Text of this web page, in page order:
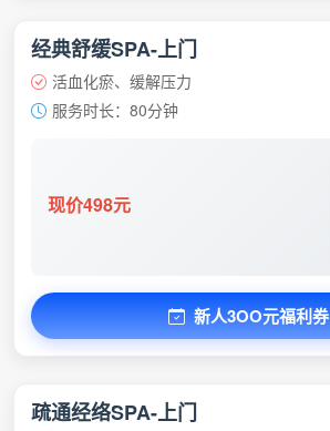
经典舒缓SPA-上门
活血化瘀、缓解压力
服务时长：80分钟
现价498元
新人3OO元福利券
疏通经络SPA-上门